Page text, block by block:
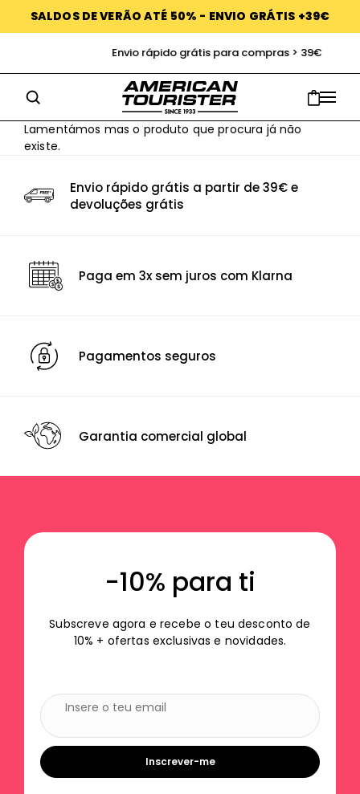
SALDOS DE VERÃO ATÉ 50% - ENVIO GRÁTIS +39€
Envio rápido grátis para compras > 39€
Lamentámos mas o produto que procura já não
existe.
Envio rápido grátis a partir de 39€ e
devoluções grátis
Paga em 3x sem juros com Klarna
Pagamentos seguros
Garantia comercial global
-10% para ti
Subscreve agora e recebe o teu desconto de
10% + ofertas exclusivas e novidades.
Inscrever-me